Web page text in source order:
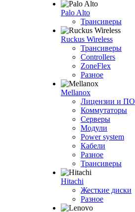
Palo Alto
Трансиверы
Ruckus Wireless
Трансиверы
Controllers
ZoneFlex
Разное
Mellanox
Лицензии и ПО
Коммутаторы
Серверы
Модули
Power system
Кабели
Разное
Трансиверы
Hitachi
Жесткие диски
Разное